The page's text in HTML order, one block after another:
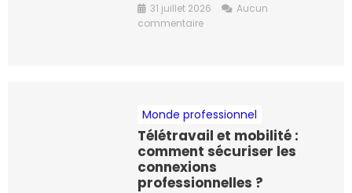
31 juillet 2026
Aucun
commentaire
Monde professionnel
Télétravail et mobilité :
comment sécuriser les
connexions
professionnelles ?